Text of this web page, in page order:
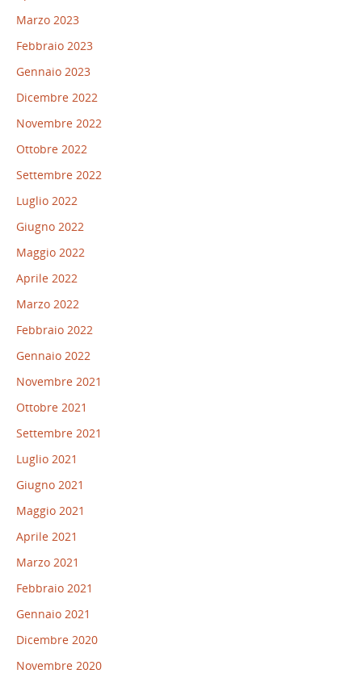
Marzo 2023
Febbraio 2023
Gennaio 2023
Dicembre 2022
Novembre 2022
Ottobre 2022
Settembre 2022
Luglio 2022
Giugno 2022
Maggio 2022
Aprile 2022
Marzo 2022
Febbraio 2022
Gennaio 2022
Novembre 2021
Ottobre 2021
Settembre 2021
Luglio 2021
Giugno 2021
Maggio 2021
Aprile 2021
Marzo 2021
Febbraio 2021
Gennaio 2021
Dicembre 2020
Novembre 2020